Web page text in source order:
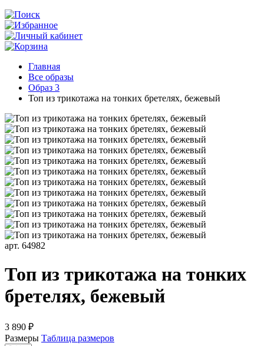
Главная
Все образы
Образ 3
Топ из трикотажа на тонких бретелях, бежевый
арт. 64982
Топ из трикотажа на тонких
бретелях, бежевый
3 890 ₽
Размеры Таблица размеров